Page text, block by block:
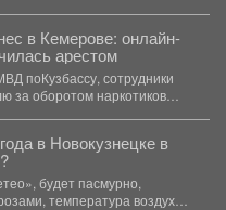
в Кемерове: онлайн-
арестом
поКузбассу, сотрудники
за оборотом наркотиков
в Новокузнецке в
воздуха